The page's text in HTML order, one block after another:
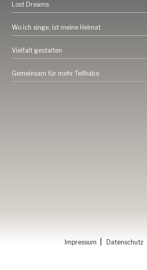
Lost Dreams
Wo ich singe, ist meine Heimat
Vielfalt gestalten
Gemeinsam für mehr Teilhabe
Impressum Datenschutz